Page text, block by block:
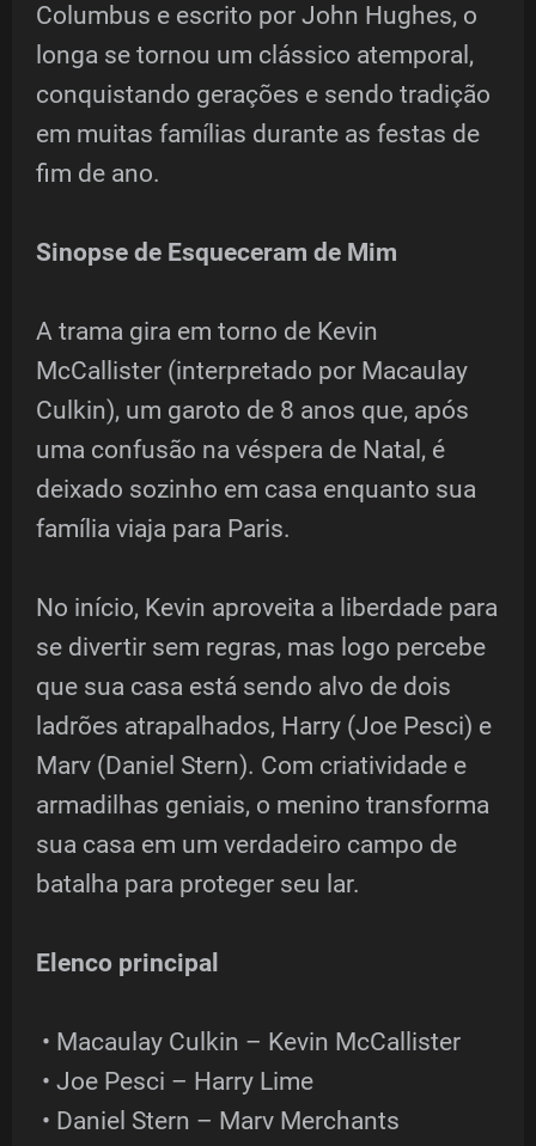
Columbus e escrito por John Hughes, o
longa se tornou um clássico atemporal,
conquistando gerações e sendo tradição
em muitas famílias durante as festas de
fim de ano.
Sinopse de Esqueceram de Mim
A trama gira em torno de Kevin
McCallister (interpretado por Macaulay
Culkin), um garoto de 8 anos que, após
uma confusão na véspera de Natal, é
deixado sozinho em casa enquanto sua
família viaja para Paris.
No início, Kevin aproveita a liberdade para
se divertir sem regras, mas logo percebe
que sua casa está sendo alvo de dois
ladrões atrapalhados, Harry (Joe Pesci) e
Marv (Daniel Stern). Com criatividade e
armadilhas geniais, o menino transforma
sua casa em um verdadeiro campo de
batalha para proteger seu lar.
Elenco principal
• Macaulay Culkin – Kevin McCallister
• Joe Pesci – Harry Lime
• Daniel Stern – Marv Merchants